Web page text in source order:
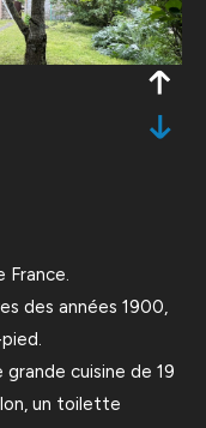
des années 1900,
cuisine de 19
un toilette